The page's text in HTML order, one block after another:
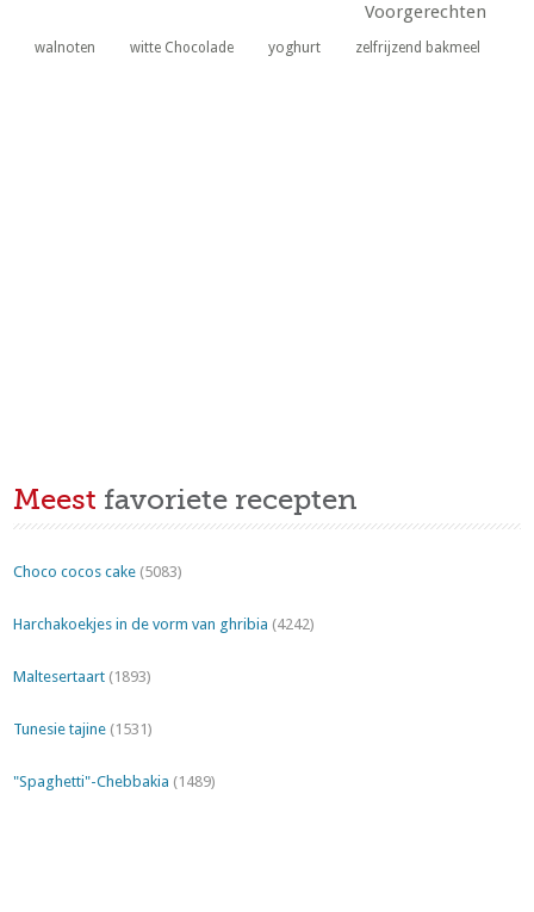
Voorgerechten
walnoten witte Chocolade yoghurt zelfrijzend bakmeel
Meest favoriete recepten
Choco cocos cake (5083)
Harchakoekjes in de vorm van ghribia (4242)
Maltesertaart (1893)
Tunesie tajine (1531)
"Spaghetti"-Chebbakia (1489)